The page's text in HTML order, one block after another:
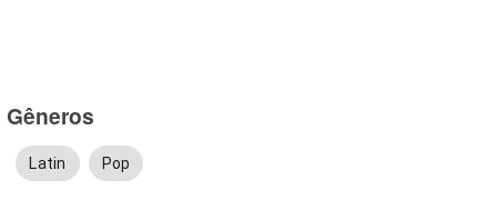
Gêneros
Latin Pop